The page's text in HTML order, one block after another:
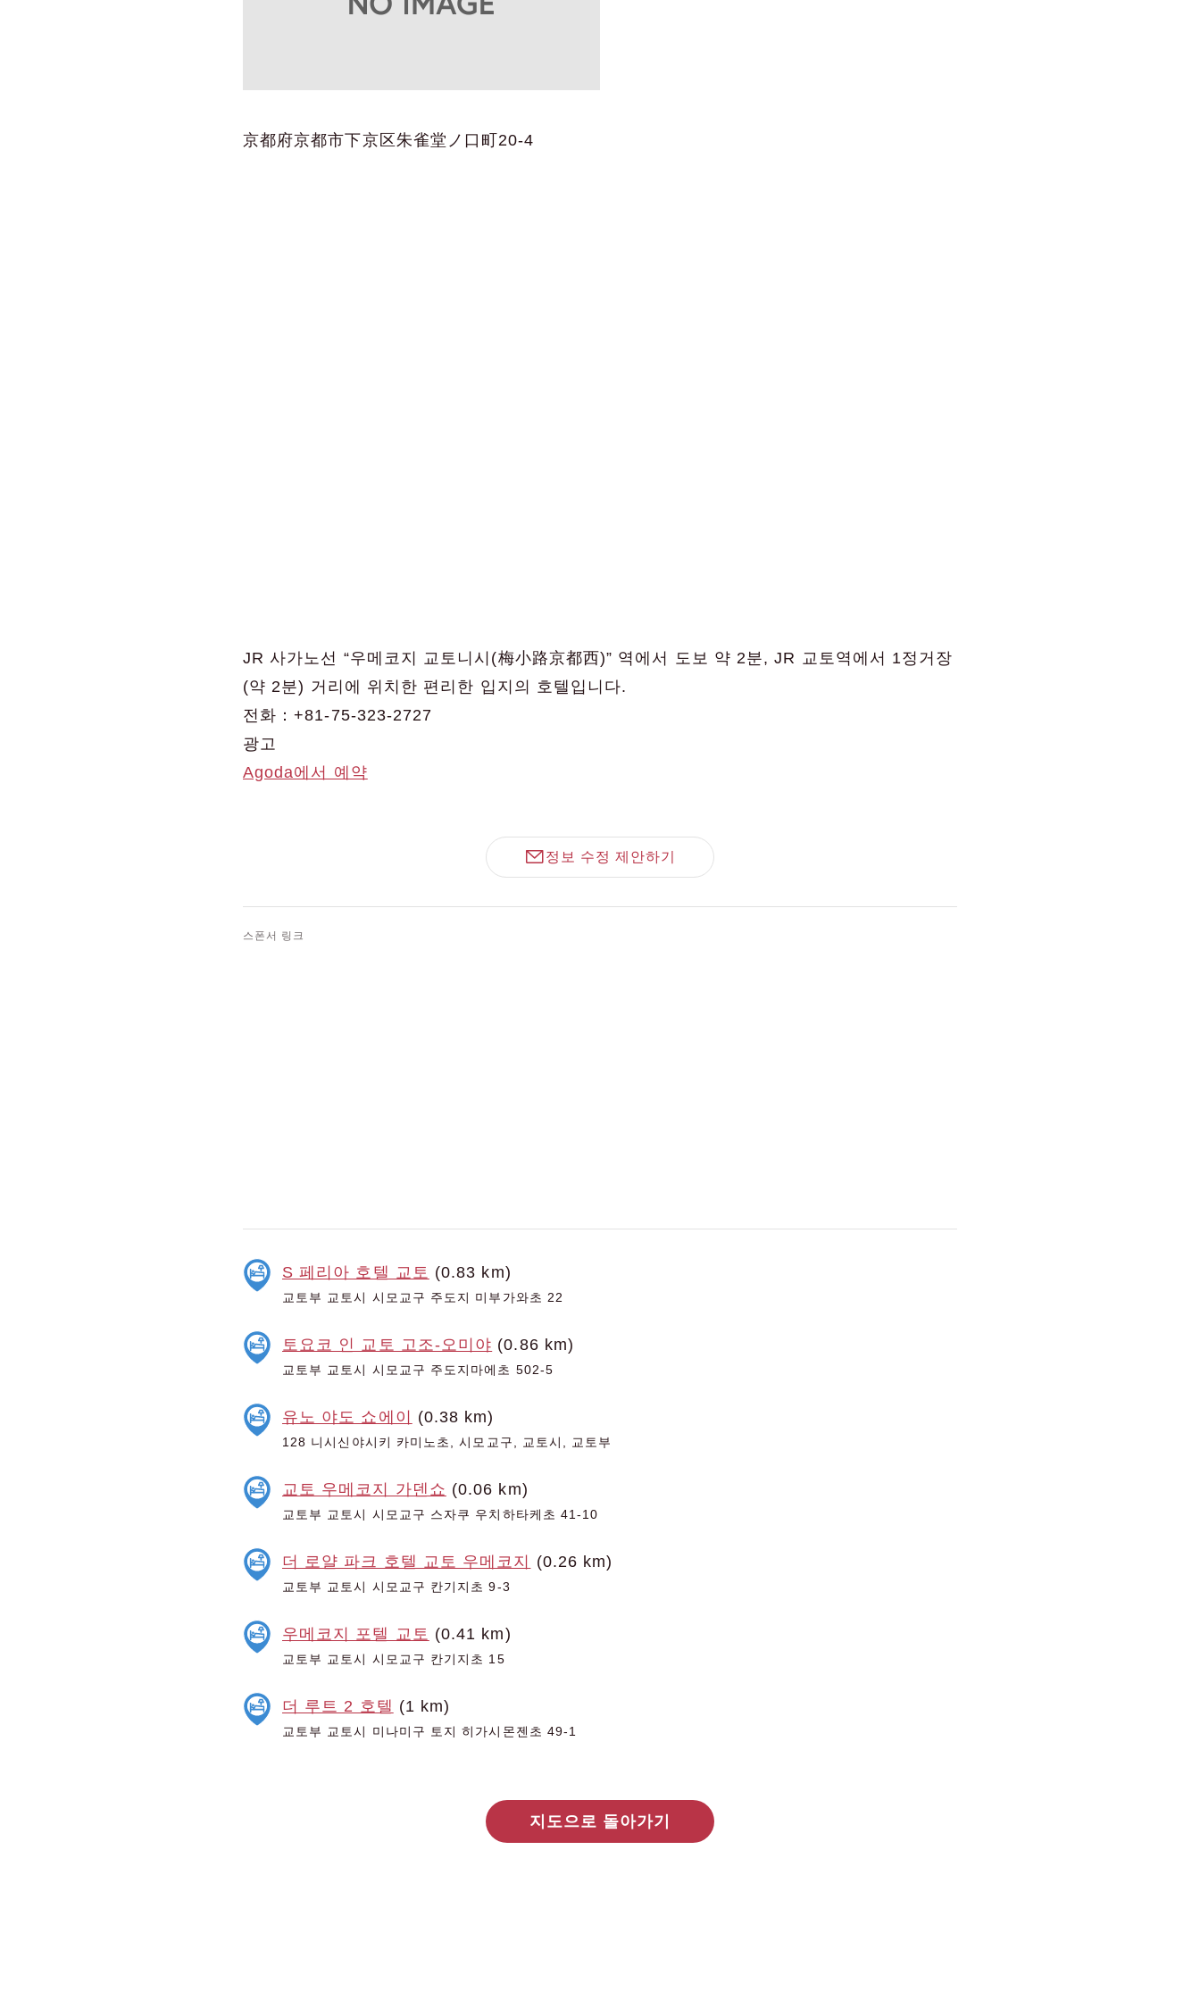
京都府京都市下京区朱雀堂ノ口町20-4
JR 사가노선 “우메코지 교토니시(梅小路京都西)” 역에서 도보 약 2분, JR 교토역에서 1정거장
(약 2분) 거리에 위치한 편리한 입지의 호텔입니다.
전화：+81-75-323-2727
광고
Agoda에서 예약
정보 수정 제안하기
스폰서 링크
S 페리아 호텔 교토 (0.83 km)
교토부 교토시 시모교구 주도지 미부가와초 22
토요코 인 교토 고조-오미야 (0.86 km)
교토부 교토시 시모교구 주도지마에초 502-5
유노 야도 쇼에이 (0.38 km)
128 니시신야시키 카미노초, 시모교구, 교토시, 교토부
교토 우메코지 가덴쇼 (0.06 km)
교토부 교토시 시모교구 스자쿠 우치하타케초 41-10
더 로얄 파크 호텔 교토 우메코지 (0.26 km)
교토부 교토시 시모교구 칸기지초 9-3
우메코지 포텔 교토 (0.41 km)
교토부 교토시 시모교구 칸기지초 15
더 루트 2 호텔 (1 km)
교토부 교토시 미나미구 토지 히가시몬젠초 49-1
지도으로 돌아가기